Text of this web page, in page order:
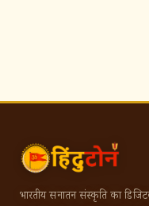
भारतीय सनातन संस्कृति का